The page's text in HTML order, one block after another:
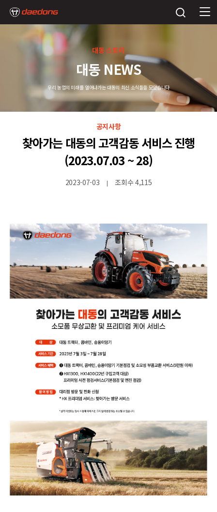
대동 스토리
대동 NEWS
우리 농업의 미래를 열어나가는 대동의 최신 소식들을 모았습니다
공지사항
찾아가는 대동의 고객감동 서비스 진행
(2023.07.03 ~ 28)
2023-07-03 | 조회수 4,115